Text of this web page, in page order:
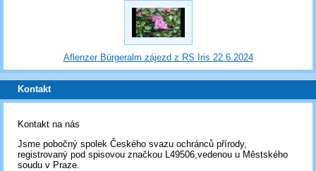
Aflenzer Bürgeralm zájezd z RS Iris 22.6.2024
Kontakt
Kontakt na nás
Jsme pobočný spolek Českého svazu ochránců přírody,
registrovaný pod spisovou značkou L49506,vedenou u Městského
soudu v Praze.